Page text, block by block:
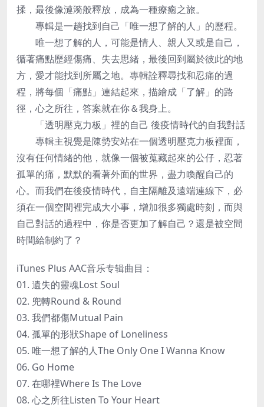
揉，最後像漣漪般釋放，成為一種療癒之旅。
專輯是一趟找到自己「唯一想了解的人」的歷程。
唯一想了解的人，可能是情人、親人又或是自己，
循著痛點歷經傷痛、失去思緒，最後回到屬於彼此的地
方，愛才能找到所屬之地。專輯詮釋尋找和忍痛的過
程，將每個「痛點」連結起來，描繪成「了解」的路
徑，心之所往，答案就在你＆我身上。
「透明壓克力板」裡的自己 後疫情時代的自我對話
專輯主視覺是陳勢安站在一個透明壓克力板裡面，
沒有任何情緒的他，就像一個被蒐藏起來的公仔，忍著
孤單的痛，默默的看著外面的世界，盡力喚醒自己的
心。而我們在後疫情時代，自主隔離及遠端連線下，必
須在一個空間裡完成大小事，增加很多獨處時刻，而與
自己對話的過程中，你是否更加了解自己？還是被空間
時間給制約了？
iTunes Plus AAC音乐专辑曲目：
01. 遺失的靈魂Lost Soul
02. 兜轉Round & Round
03. 我們都傷Mutual Pain
04. 孤單的形狀Shape of Loneliness
05. 唯一想了解的人The Only One I Wanna Know
06. Go Home
07. 在哪裡Where Is The Love
08. 心之所往Listen To Your Heart